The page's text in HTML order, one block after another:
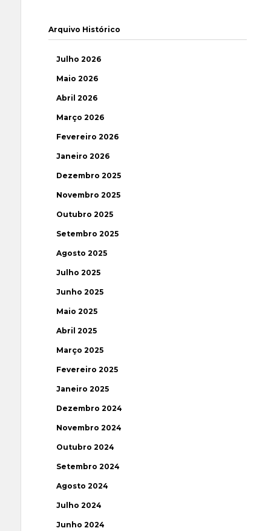
Arquivo Histórico
Julho 2026
Maio 2026
Abril 2026
Março 2026
Fevereiro 2026
Janeiro 2026
Dezembro 2025
Novembro 2025
Outubro 2025
Setembro 2025
Agosto 2025
Julho 2025
Junho 2025
Maio 2025
Abril 2025
Março 2025
Fevereiro 2025
Janeiro 2025
Dezembro 2024
Novembro 2024
Outubro 2024
Setembro 2024
Agosto 2024
Julho 2024
Junho 2024